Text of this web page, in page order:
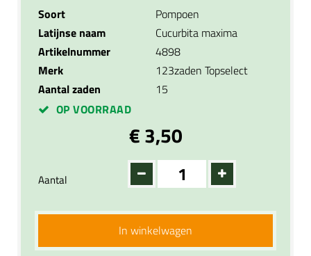
Soort
Pompoen
Latijnse naam
Cucurbita maxima
Artikelnummer
4898
Merk
123zaden Topselect
Aantal zaden
15
OP VOORRAAD
€ 3,50
Aantal
In winkelwagen